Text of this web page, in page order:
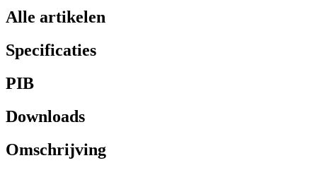
Alle artikelen
Specificaties
PIB
Downloads
Omschrijving